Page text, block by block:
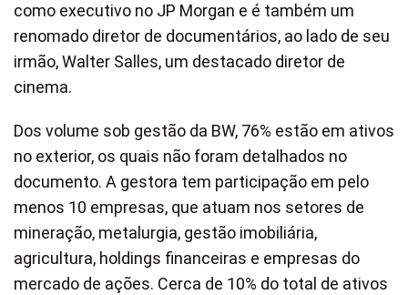
como executivo no JP Morgan e é também um
renomado diretor de documentários, ao lado de seu
irmão, Walter Salles, um destacado diretor de
cinema.
Dos volume sob gestão da BW, 76% estão em ativos
no exterior, os quais não foram detalhados no
documento. A gestora tem participação em pelo
menos 10 empresas, que atuam nos setores de
mineração, metalurgia, gestão imobiliária,
agricultura, holdings financeiras e empresas do
mercado de ações. Cerca de 10% do total de ativos